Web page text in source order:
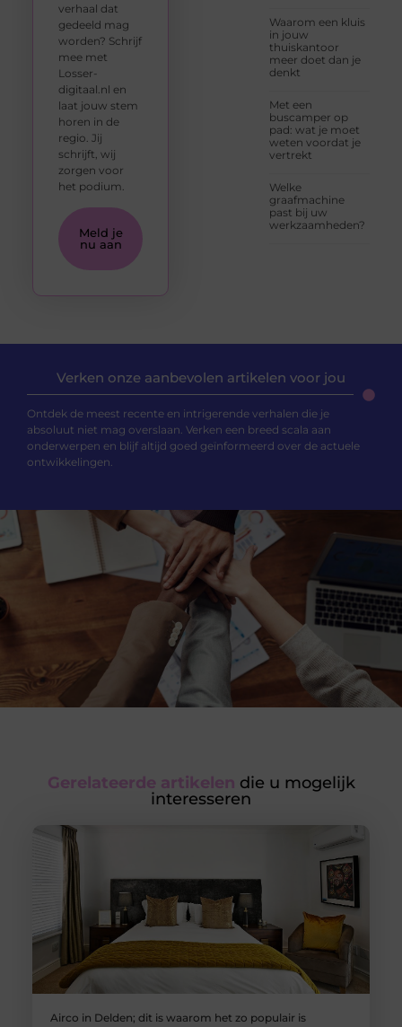
Waarom een kluis
in jouw
thuiskantoor
meer doet dan je
denkt
Met een
buscamper op
pad: wat je moet
weten voordat je
vertrekt
Welke
graafmachine
past bij uw
werkzaamheden?
verhaal dat
gedeeld mag
worden? Schrijf
mee met
Losser-
digitaal.nl en
laat jouw stem
horen in de
regio. Jij
schrijft, wij
zorgen voor
het podium.
Meld je
nu aan
Verken onze aanbevolen artikelen voor jou
Ontdek de meest recente en intrigerende verhalen die je
absoluut niet mag overslaan. Verken een breed scala aan
onderwerpen en blijf altijd goed geïnformeerd over de actuele
ontwikkelingen.
Gerelateerde artikelen die u mogelijk
interesseren
Airco in Delden; dit is waarom het zo populair is